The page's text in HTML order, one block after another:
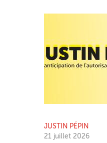
JUSTIN PÉPIN
21 juillet 2026